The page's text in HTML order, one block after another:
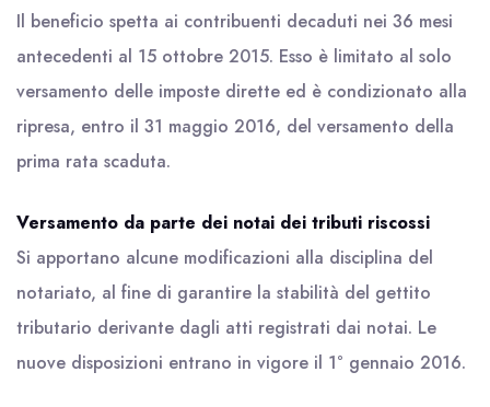
Il beneficio spetta ai contribuenti decaduti nei 36 mesi
antecedenti al 15 ottobre 2015. Esso è limitato al solo
versamento delle imposte dirette ed è condizionato alla
ripresa, entro il 31 maggio 2016, del versamento della
prima rata scaduta.
Versamento da parte dei notai dei tributi riscossi
Si apportano alcune modificazioni alla disciplina del
notariato, al fine di garantire la stabilità del gettito
tributario derivante dagli atti registrati dai notai. Le
nuove disposizioni entrano in vigore il 1° gennaio 2016.